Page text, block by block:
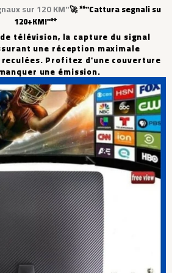
sur 120 KM"🚀 **"Cattura segnali su
120+KM!"**
télévision, la capture du signal
une réception maximale
reculées. Profitez d'une couverture
une émission.